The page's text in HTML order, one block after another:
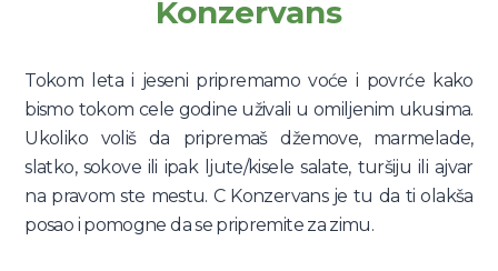
Konzervans
Tokom leta i jeseni pripremamo voće i povrće kako
bismo tokom cele godine uživali u omiljenim ukusima.
Ukoliko voliš da pripremaš džemove, marmelade,
slatko, sokove ili ipak ljute/kisele salate, turšiju ili ajvar
na pravom ste mestu. C Konzervans je tu da ti olakša
posao i pomogne da se pripremite za zimu.